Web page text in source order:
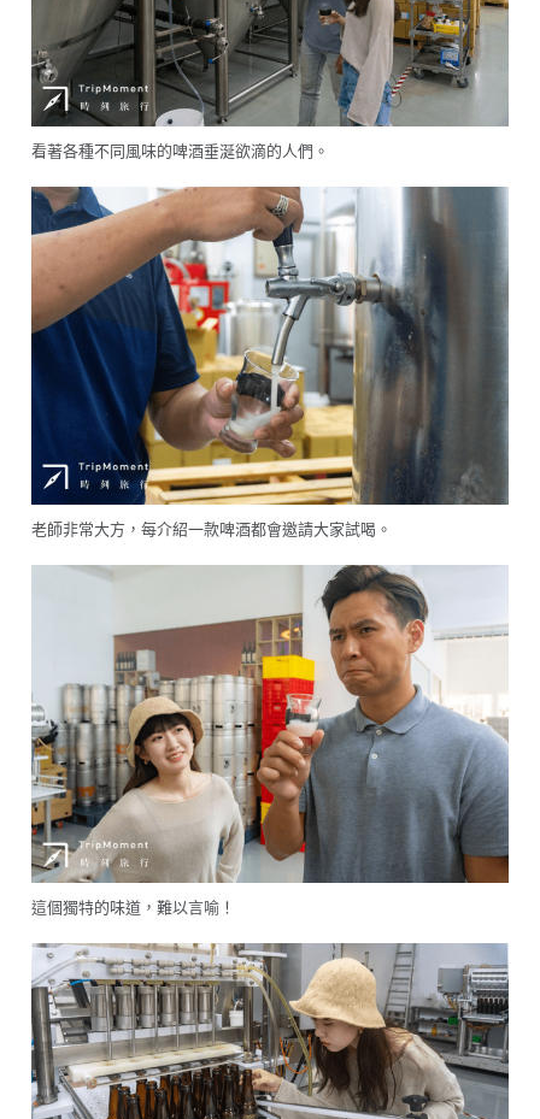
看著各種不同風味的啤酒垂涎欲滴的人們。
老師非常大方，每介紹一款啤酒都會邀請大家試喝。
這個獨特的味道，難以言喻！